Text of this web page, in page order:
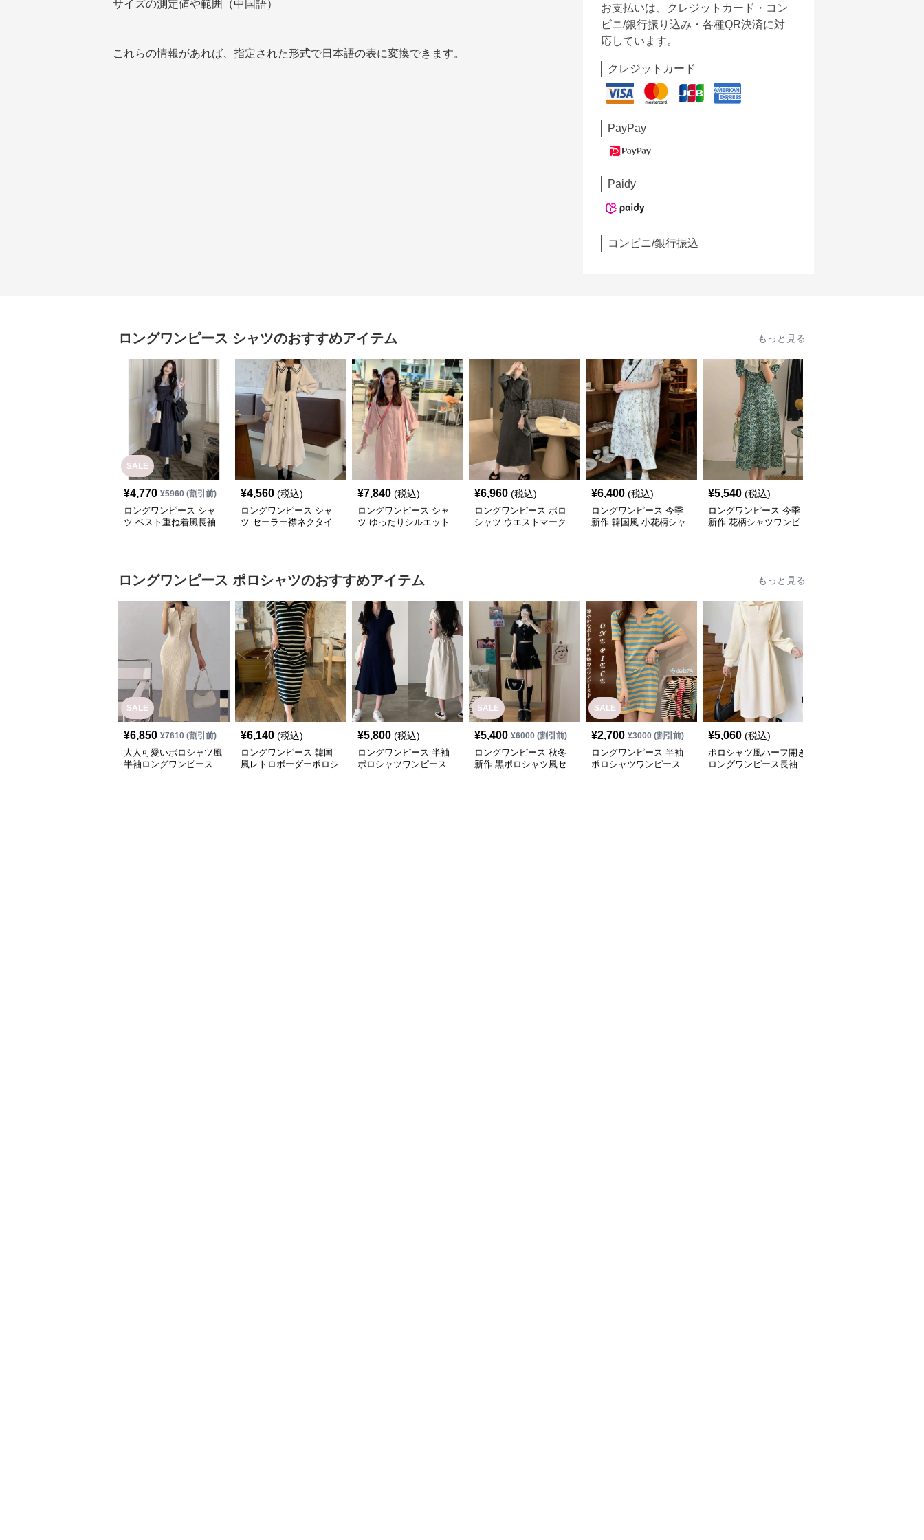
サイズの測定値や範囲（中国語）
これらの情報があれば、指定された形式で日本語の表に変換できます。
お支払いは、クレジットカード・コン
ビニ/銀行振り込み・各種QR決済に対
応しています。
クレジットカード
PayPay
Paidy
コンビニ/銀行振込
ロングワンピース シャツのおすすめアイテム もっと見る
SALE
¥4,770 ¥5960(割引前)
ロングワンピース シャ
ツ ベスト重ね着風長袖
¥4,560 (税込)
ロングワンピース シャ
ツ セーラー襟ネクタイ
¥7,840 (税込)
ロングワンピース シャ
ツ ゆったりシルエット
¥6,960 (税込)
ロングワンピース ポロ
シャツ ウエストマーク
¥6,400 (税込)
ロングワンピース 今季
新作 韓国風 小花柄シャ
¥5,540 (税込)
ロングワンピース 今季
新作 花柄シャツワンピ
ロングワンピース ポロシャツのおすすめアイテム もっと見る
SALE
¥6,850 ¥7610(割引前)
大人可愛いポロシャツ風
半袖ロングワンピース
¥6,140 (税込)
ロングワンピース 韓国
風レトロボーダーポロシ
¥5,800 (税込)
ロングワンピース 半袖
ポロシャツワンピース
SALE
¥5,400 ¥6000(割引前)
ロングワンピース 秋冬
新作 黒ポロシャツ風セ
SALE
¥2,700 ¥3000(割引前)
ロングワンピース 半袖
ポロシャツワンピース
¥5,060 (税込)
ポロシャツ風ハーフ開き
ロングワンピース長袖